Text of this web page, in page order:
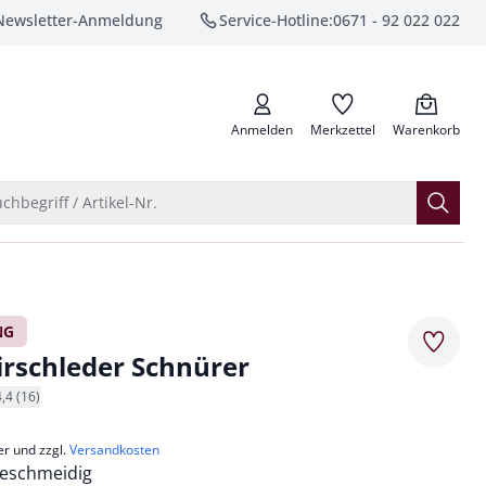
Anmeldung Service-Hotline:0671 - 92 022 022
anrufen
Anmelden Merkzettel Warenkorb
/ Artikel-Nr.
Schnürer
(16)
und zzgl.Versandkosten